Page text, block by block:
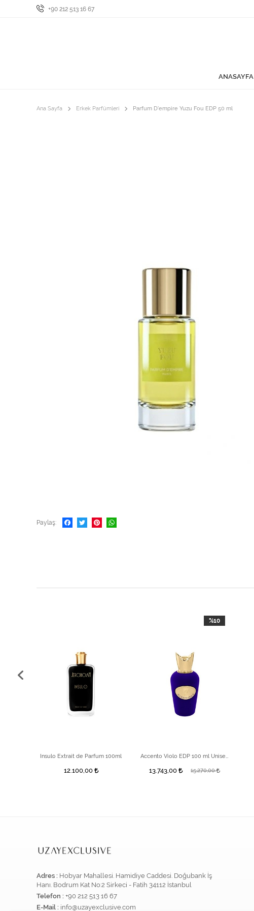
+90 212 513 16 67
ANASAYFA
Ana Sayfa Erkek Parfümleri Parfum D'empire Yuzu Fou EDP 50 ml
Paylaş
Insulo Extrait de Parfum 100ml
12.100,00 13.743,00 15.270,00
%10
Adres : Hobyar Mahallesi. Hamidiye Caddesi. Doğubank İş
Hanı. Bodrum Kat No:2 Sirkeci - Fatih 34112 İstanbul
Telefon : +90 212 513 16 67
E-Mail : info@uzayexclusive.com